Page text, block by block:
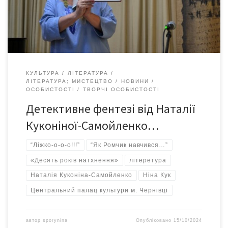
навчився…” та “Ліжко-о-о-о!!!”. А також прочитала уривки
оповідань із літературного альманаху «Десять років
натхнення». Це […]
КУЛЬТУРА
ЛІТЕРАТУРА
ЛІТЕРАТУРА; МИСТЕЦТВО
НОВИНИ
ОСОБИСТОСТІ
ТВОРЧІ ОСОБИСТОСТІ
Детективне фентезі від Наталії
Куконіної-Самойленко…
“Ліжко-о-о-о!!!” “Як Ромчик навчився…”
«Десять років натхнення» літеретура
Наталія Куконіна-Самойленко Ніна Кук
Центральний палац культури м. Чернівці
автор sporynina Опубліковано 15/10/2024